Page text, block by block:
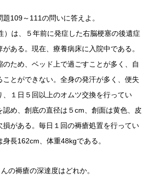
109～111の問いに答えよ。
）は、５年前に発症した右脳梗塞の後遺症
ある。現在、療養病床に入院中である。
のため、ベッド上で過ごすことが多く、自
ことができない。全身の発汗が多く、便失
、１日５回以上のオムツ交換を行ってい
認め、創底の直径は５cm、創面は黄色、皮
損がある。毎日１回の褥瘡処置を行ってい
長162cm、体重48kgである。
の褥瘡の深達度はどれか。